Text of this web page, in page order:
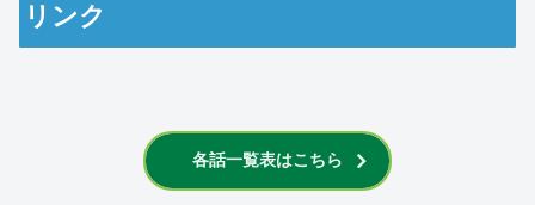
リンク
各話一覧表はこちら